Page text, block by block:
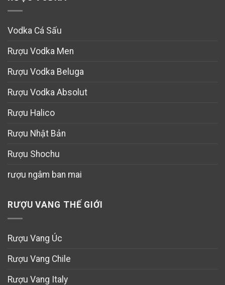
Vodka Cá Sấu
Rượu Vodka Men
Rượu Vodka Beluga
Rượu Vodka Absolut
Rượu Halico
Rượu Nhật Bản
Rượu Shochu
rượu ngâm ban mai
RƯỢU VANG THẾ GIỚI
Rượu Vang Úc
Rượu Vang Chile
Rượu Vang Italy